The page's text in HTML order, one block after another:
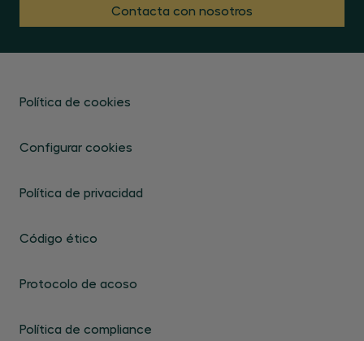
Contacta con nosotros
Política de cookies
Configurar cookies
Política de privacidad
Código ético
Protocolo de acoso
Política de compliance